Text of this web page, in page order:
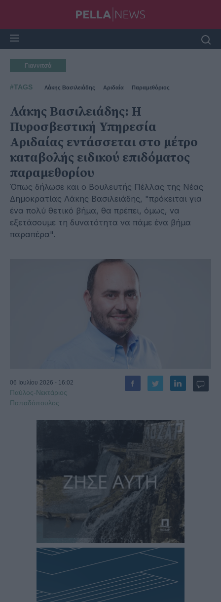
Γιαννιτσά
#TAGS Λάκης Βασιλειάδης Αριδαία Παραμεθόριος
Λάκης Βασιλειάδης: Η
Πυροσβεστική Υπηρεσία
Αριδαίας εντάσσεται στο μέτρο
καταβολής ειδικού επιδόματος
παραμεθορίου
Όπως δήλωσε και ο Βουλευτής Πέλλας της Νέας
Δημοκρατίας Λάκης Βασιλειάδης, "πρόκειται για
ένα πολύ θετικό βήμα, θα πρέπει, όμως, να
εξετάσουμε τη δυνατότητα να πάμε ένα βήμα
παραπέρα".
06 Ιουλίου 2026 - 16:02
Παύλος-Νεκτάριος
Παπαδόπουλος